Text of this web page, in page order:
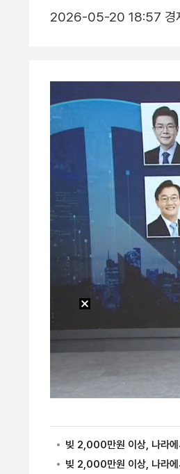
2026-05-20 18:57 경